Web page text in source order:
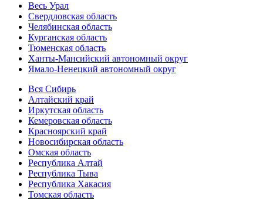
Весь Урал
Свердловская область
Челябинская область
Курганская область
Тюменская область
Ханты-Мансийский автономный округ
Ямало-Ненецкий автономный округ
Вся Сибирь
Алтайский край
Иркутская область
Кемеровская область
Красноярский край
Новосибирская область
Омская область
Республика Алтай
Республика Тыва
Республика Хакасия
Томская область